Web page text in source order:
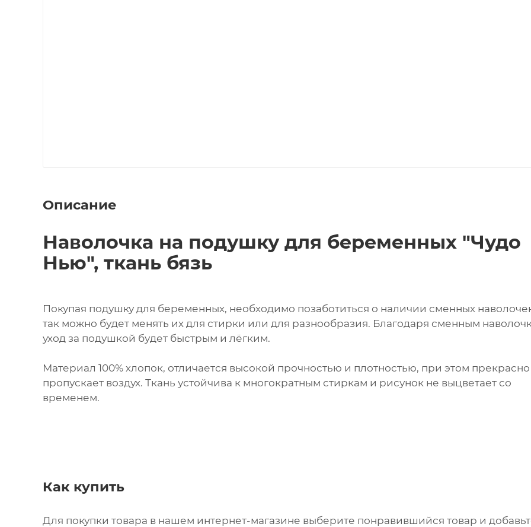
Описание
Наволочка на подушку для беременных "Чудо
Нью", ткань бязь
Покупая подушку для беременных, необходимо позаботиться о наличии сменных
так можно будет менять их для стирки или для разнообразия. Благодаря сменным
уход за подушкой будет быстрым и лёгким.
Материал 100% хлопок, отличается высокой прочностью и плотностью, при этом прекрасно
пропускает воздух. Ткань устойчива к многократным стиркам и рисунок не выцветает со
временем.
Как купить
Для покупки товара в нашем интернет-магазине выберите понравившийся товар и